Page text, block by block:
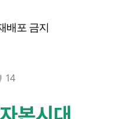
배포 금지
14